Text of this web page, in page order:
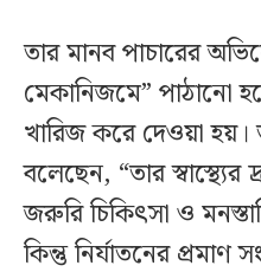
তার মানব পাচারের
মেকানিজমে” পাঠানো
খারিজ করে দেওয়া হয়।
বলেছেন, “তার
জরুরি চিকিৎসা ও
কিন্তু নির্যাতনের প্রমাণ